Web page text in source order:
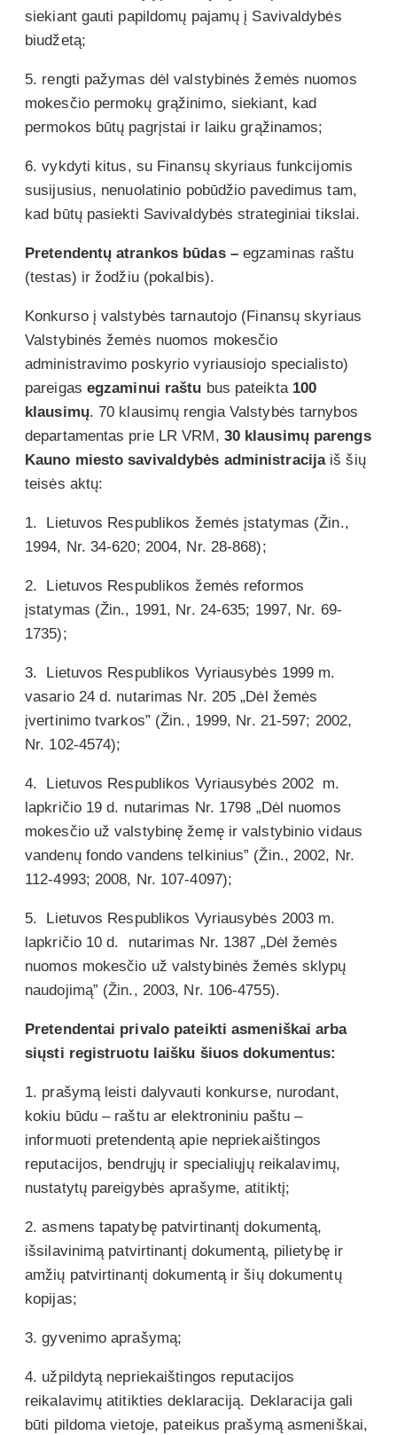
siekiant gauti papildomų pajamų į Savivaldybės
biudžetą;
5. rengti pažymas dėl valstybinės žemės nuomos
mokesčio permokų grąžinimo, siekiant, kad
permokos būtų pagrįstai ir laiku grąžinamos;
6. vykdyti kitus, su Finansų skyriaus funkcijomis
susijusius, nenuolatinio pobūdžio pavedimus tam,
kad būtų pasiekti Savivaldybės strateginiai tikslai.
Pretendentų atrankos būdas –egzaminas raštu
(testas) ir žodžiu (pokalbis).
Konkurso į valstybės tarnautojo (Finansų skyriaus
Valstybinės žemės nuomos mokesčio
administravimo poskyrio vyriausiojo specialisto)
pareigas egzaminui raštu bus pateikta 100
klausimų. 70 klausimų rengia Valstybės tarnybos
departamentas prie LR VRM, 30 klausimų parengs
Kauno miesto savivaldybės administracijaiš šių
teisės aktų:
1. Lietuvos Respublikos žemės įstatymas (Žin.,
1994, Nr. 34-620; 2004, Nr. 28-868);
2. Lietuvos Respublikos žemės reformos
įstatymas (Žin., 1991, Nr. 24-635; 1997, Nr. 69-
1735);
3. Lietuvos Respublikos Vyriausybės 1999 m.
vasario 24 d. nutarimas Nr. 205 „Dėl žemės
įvertinimo tvarkos” (Žin., 1999, Nr. 21-597; 2002,
Nr. 102-4574);
4. Lietuvos Respublikos Vyriausybės 2002 m.
lapkričio 19 d. nutarimas Nr. 1798 „Dėl nuomos
mokesčio už valstybinę žemę ir valstybinio vidaus
vandenų fondo vandens telkinius” (Žin., 2002, Nr.
112-4993; 2008, Nr. 107-4097);
5. Lietuvos Respublikos Vyriausybės 2003 m.
lapkričio 10 d. nutarimas Nr. 1387 „Dėl žemės
nuomos mokesčio už valstybinės žemės sklypų
naudojimą” (Žin., 2003, Nr. 106-4755).
Pretendentai privalo pateikti asmeniškai arba
siųsti registruotu laišku šiuos dokumentus:
1. prašymą leisti dalyvauti konkurse, nurodant,
kokiu būdu – raštu ar elektroniniu paštu –
informuoti pretendentą apie nepriekaištingos
reputacijos, bendrųjų ir specialiųjų reikalavimų,
nustatytų pareigybės aprašyme, atitiktį;
2. asmens tapatybę patvirtinantį dokumentą,
išsilavinimą patvirtinantį dokumentą, pilietybę ir
amžių patvirtinantį dokumentą ir šių dokumentų
kopijas;
3. gyvenimo aprašymą;
4. užpildytą nepriekaištingos reputacijos
reikalavimų atitikties deklaraciją. Deklaracija gali
būti pildoma vietoje, pateikus prašymą asmeniškai,